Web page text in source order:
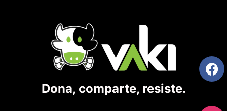
Dona, comparte, resiste.